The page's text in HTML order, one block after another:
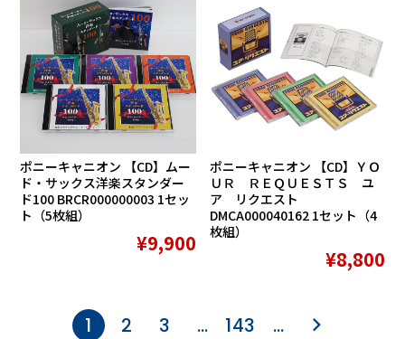
ポニーキャニオン 【CD】ムー
ド・サックス洋楽スタンダー
ド100 BRCR000000003 1セッ
ト（5枚組）
¥9,900
ポニーキャニオン 【CD】ＹＯ
ＵＲ ＲＥＱＵＥＳＴＳ ユ
ア リクエスト
DMCA000040162 1セット（4
枚組）
¥8,800
1 2 3 … 143 …